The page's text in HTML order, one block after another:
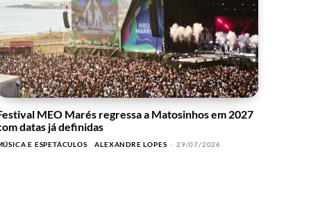
MEO Marés regressa a Matosinhos em 2027
datas já definidas
E ESPETÁCULOS ALEXANDRE LOPES - 29/07/2026